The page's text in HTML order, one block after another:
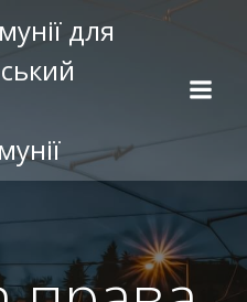
к
содержимому
для